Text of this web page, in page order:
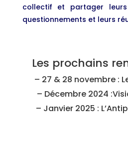
collectif et partager leurs
questionnements et leurs
Les prochains
– 27 & 28 novembre :
– Décembre 2024
– Janvier 2025 :